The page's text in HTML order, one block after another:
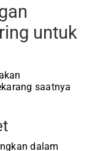
untuk
saatnya
dalam